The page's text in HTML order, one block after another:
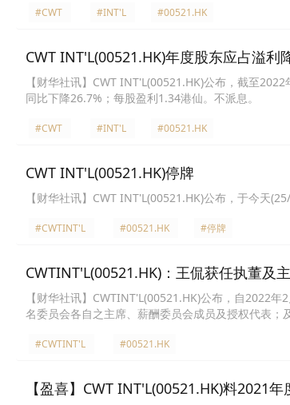
有CWT-SML股权，将分別为45%及55%。后续
#CWT #INT'L #00521.HK
CWT INT'L(00521.HK)年度股东应占溢利
【财华社讯】CWT INT'L(00521.HK)公布，截至
同比下降26.7%；每股盈利1.34港仙。不派息。
#CWT #INT'L #00521.HK
CWT INT'L(00521.HK)停牌
【财华社讯】CWT INT'L(00521.HK)公布，于今天
#CWTINT'L #00521.HK #停牌
CWTINT'L(00521.HK)：王侃获任执董及
【财华社讯】CWTINT'L(00521.HK)公布，自2022
名委员会各自之主席、薪酬委员会成员及授权代表
#CWTINT'L #00521.HK
【盈喜】CWT INT'L(00521.HK)料2021